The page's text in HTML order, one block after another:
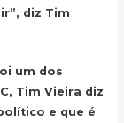
, diz Tim
um dos
Tim Vieira diz
e que é